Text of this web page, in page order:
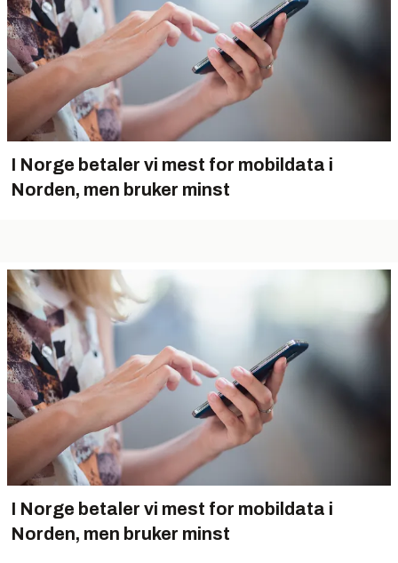
I Norge betaler vi mest for mobildata i
Norden, men bruker minst
I Norge betaler vi mest for mobildata i
Norden, men bruker minst